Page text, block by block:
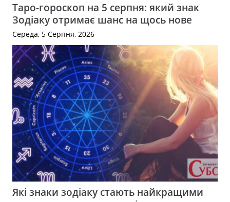
Таро-гороскоп на 5 серпня: який знак
Зодіаку отримає шанс на щось нове
Середа, 5 Серпня, 2026
Які знаки зодіаку стають найкращими